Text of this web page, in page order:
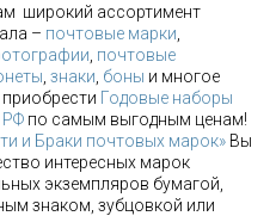
широкий ассортимент
– почтовые марки
почтовые
знаки боны и многое
Годовые наборы
РФ по самым выгодным ценам!
и Браки почтовых марок» Вы
интересных марок
экземпляров бумагой,
знаком, зубцовкой или